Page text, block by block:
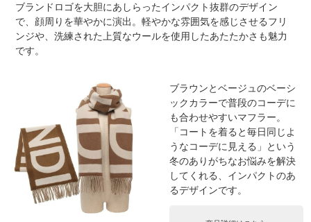
ブランドロゴを大胆にあしらったインパクト抜群のデザイン
で、顔周りを華やかに演出。軽やかな雰囲気を感じさせるフリ
ンジや、洗練された上質なウールを使用したあたたかさも魅力
です。
ブラウンとベージュのベーシ
ックカラーで普段のコーデに
も合わせやすいマフラー。
「コートを着ると毎日同じよ
うなコーデに見える」という
冬のありがちなお悩みを解決
してくれる、インパクトのあ
るデザインです。